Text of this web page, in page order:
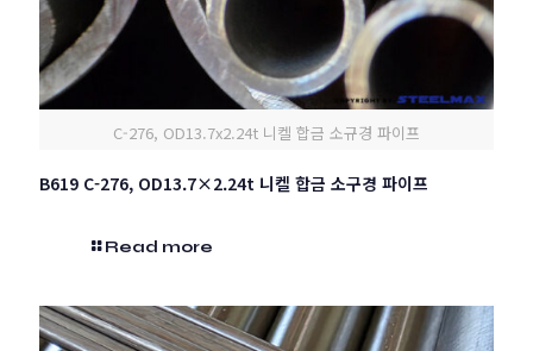
C-276, OD13.7x2.24t 니켈 합금 소규경 파이프
B619 C-276, OD13.7×2.24t 니켈 합금 소구경 파이프
Read more